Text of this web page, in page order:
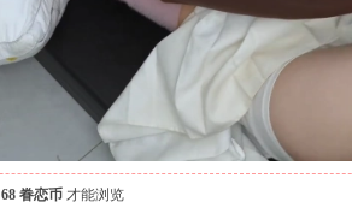
68 眷恋币 才能浏览